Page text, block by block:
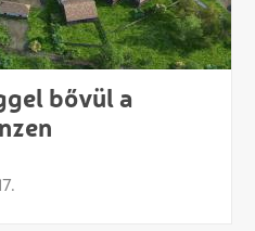
bővül a